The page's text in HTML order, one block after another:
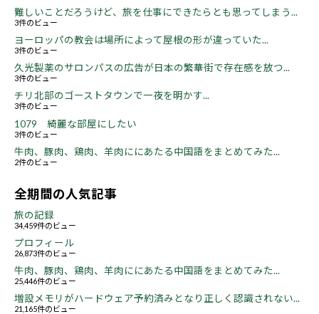
難しいことだろうけど、旅を仕事にできたらとも思ってしまう...
3件のビュー
ヨーロッパの教会は場所によって屋根の形が違っていた...
3件のビュー
久光製薬のサロンパスの広告が日本の繁華街で存在感を放つ...
3件のビュー
チリ北部のゴーストタウンで一夜を明かす...
3件のビュー
1079 綺麗な部屋にしたい
3件のビュー
牛肉、豚肉、鶏肉、羊肉ににあたる中国語をまとめてみた...
2件のビュー
全期間の人気記事
旅の記録
34,459件のビュー
プロフィール
26,873件のビュー
牛肉、豚肉、鶏肉、羊肉ににあたる中国語をまとめてみた...
25,446件のビュー
増設メモリがハードウェア予約済みとなり正しく認識されない...
21,165件のビュー